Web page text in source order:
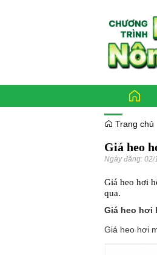
Trang chủ
Giá heo
Ngày đăng: 02/
Giá heo hơi
qua.
Giá heo hơi
Giá heo hơi